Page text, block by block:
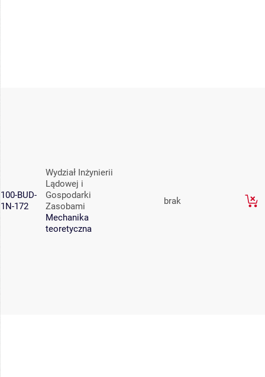
100-BUD-
1N-172
Wydział Inżynierii
Lądowej i
Gospodarki
Zasobami
Mechanika
teoretyczna
brak